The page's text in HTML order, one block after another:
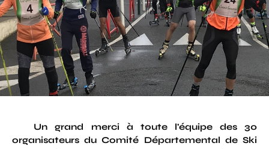
Un grand merci à toute l'équipe des 30
organisateurs du Comité Départemental de Ski